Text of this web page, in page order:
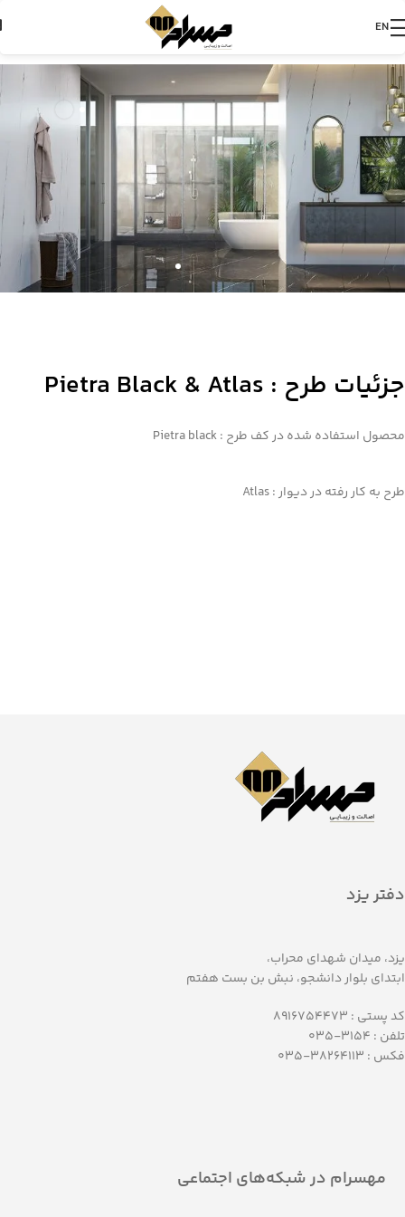
EN
جزئیات طرح : Pietra Black & Atlas
محصول استفاده شده در کف طرح : Pietra black
طرح به کار رفته در دیوار : Atlas
دفتر یزد
یزد، میدان شهدای محراب،
ابتدای بلوار دانشجو، نبش بن بست هفتم
کد پستی : 8916754473
تلفن : 3154-035
فکس : 38264113-035
مهسرام در شبکه‌های اجتماعی